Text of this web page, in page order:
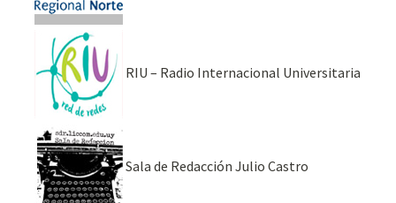
RIU – Radio Internacional Universitaria
Sala de Redacción Julio Castro